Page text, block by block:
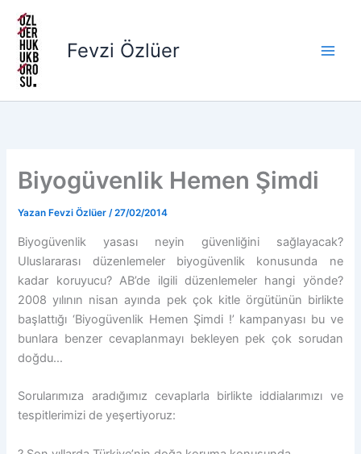
İçeriğe
atla
Fevzi Özlüer
Biyogüvenlik Hemen Şimdi
Yazan Fevzi Özlüer/27/02/2014
Biyogüvenlik yasası neyin güvenliğini sağlayacak?
Uluslararası düzenlemeler biyogüvenlik konusunda ne
kadar koruyucu? AB’de ilgili düzenlemeler hangi yönde?
2008 yılının nisan ayında pek çok kitle örgütünün birlikte
başlattığı ‘Biyogüvenlik Hemen Şimdi !’ kampanyası bu ve
bunlara benzer cevaplanmayı bekleyen pek çok sorudan
doğdu…
Sorularımıza aradığımız cevaplarla birlikte iddialarımızı ve
tespitlerimizi de yeşertiyoruz: